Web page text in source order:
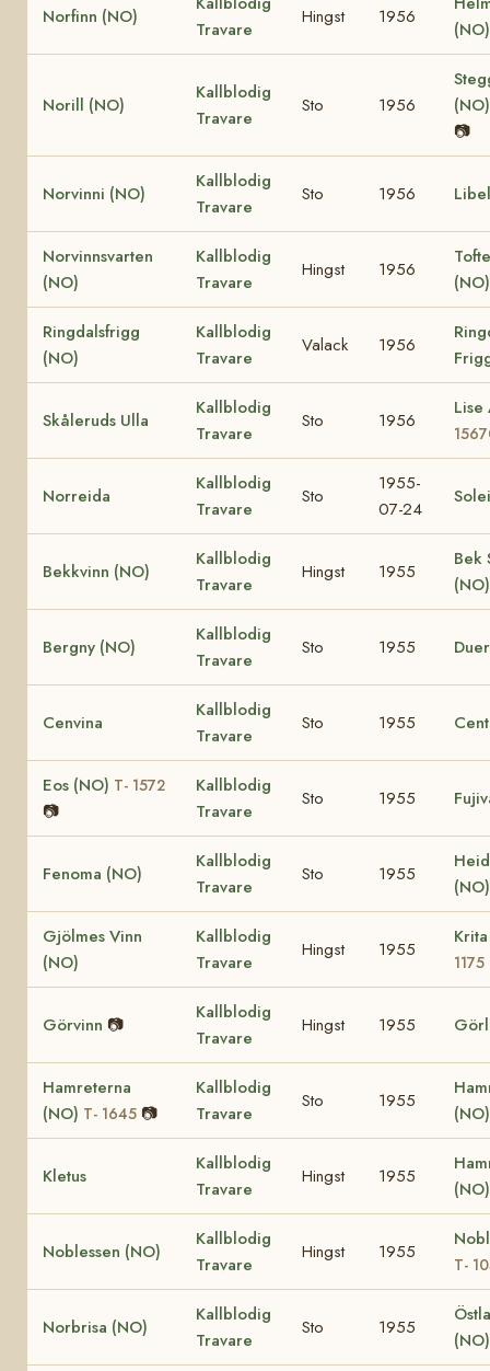
Norfinn (NO)
Travare
Hingst 1956
Norill (NO)
Kallblodig
Travare
Sto 1956
📷
Norvinni (NO)
Kallblodig
Travare
Sto 1956
Norvinnsvarten
(NO)
Kallblodig
Travare
Hingst 1956
(NO)
Ringdalsfrigg
(NO)
Kallblodig
Travare
Valack 1956
Skåleruds Ulla
Kallblodig
Travare
Sto 1956
Lise
Norreida
Kallblodig
Travare
Sto
1955-
07-24
Bekkvinn (NO)
Kallblodig
Travare
Hingst 1955
Bek
Bergny (NO)
Kallblodig
Travare
Sto 1955
Cenvina
Kallblodig
Travare
Sto 1955
Eos (NO) T- 1572
📷
Kallblodig
Travare
Sto 1955
Fenoma (NO)
Kallblodig
Travare
Sto 1955
Gjölmes Vinn
(NO)
Kallblodig
Travare
Hingst 1955
1175
Görvinn 📷
Kallblodig
Travare
Hingst 1955
Hamreterna
(NO) T- 1645 📷
Kallblodig
Travare
Sto 1955
Kletus
Kallblodig
Travare
Hingst 1955
Noblessen (NO)
Kallblodig
Travare
Hingst 1955
T-
Norbrisa (NO)
Kallblodig
Travare
Sto 1955
(NO)